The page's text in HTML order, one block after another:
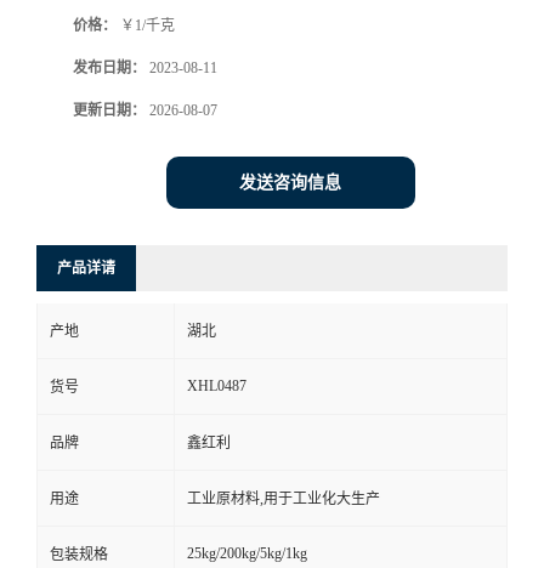
价格： ￥1/千克
发布日期： 2023-08-11
更新日期： 2026-08-07
发送咨询信息
产品详请
产地 湖北
货号 XHL0487
品牌 鑫红利
用途 工业原材料,用于工业化大生产
包装规格 25kg/200kg/5kg/1kg